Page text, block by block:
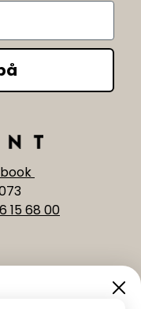
15 68 00